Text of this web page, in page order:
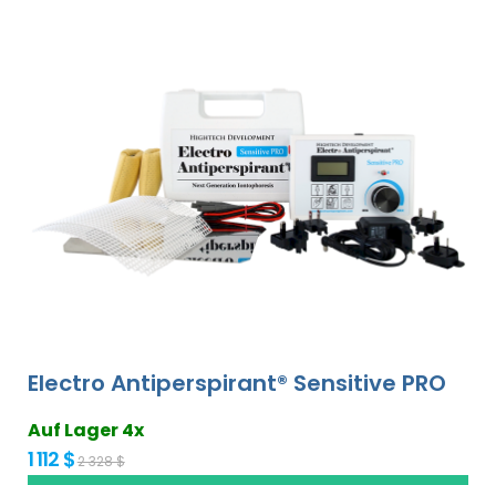
Electro Antiperspirant® Sensitive PRO
Auf Lager 4x
1 112 $2 328 $